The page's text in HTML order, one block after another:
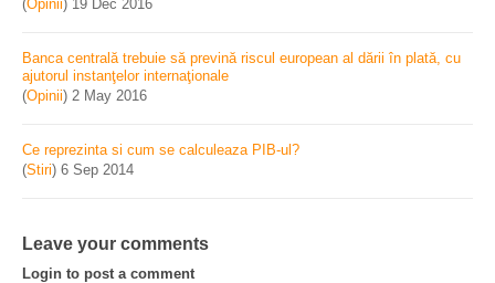
(Opinii) 19 Dec 2016
Banca centrală trebuie să prevină riscul european al dării în plată, cu
ajutorul instanţelor internaţionale
(Opinii) 2 May 2016
Ce reprezinta si cum se calculeaza PIB-ul?
(Stiri) 6 Sep 2014
Leave your comments
Login to post a comment